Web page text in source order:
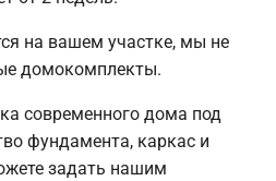
на вашем участке, мы не
домокомплекты.
современного дома под
фундамента, каркас и
задать нашим